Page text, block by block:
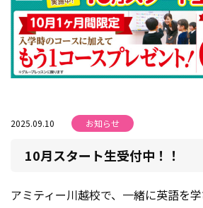
2025.09.10 お知らせ
10月スタート生受付中！！
アミティー川越校で、一緒に英語を